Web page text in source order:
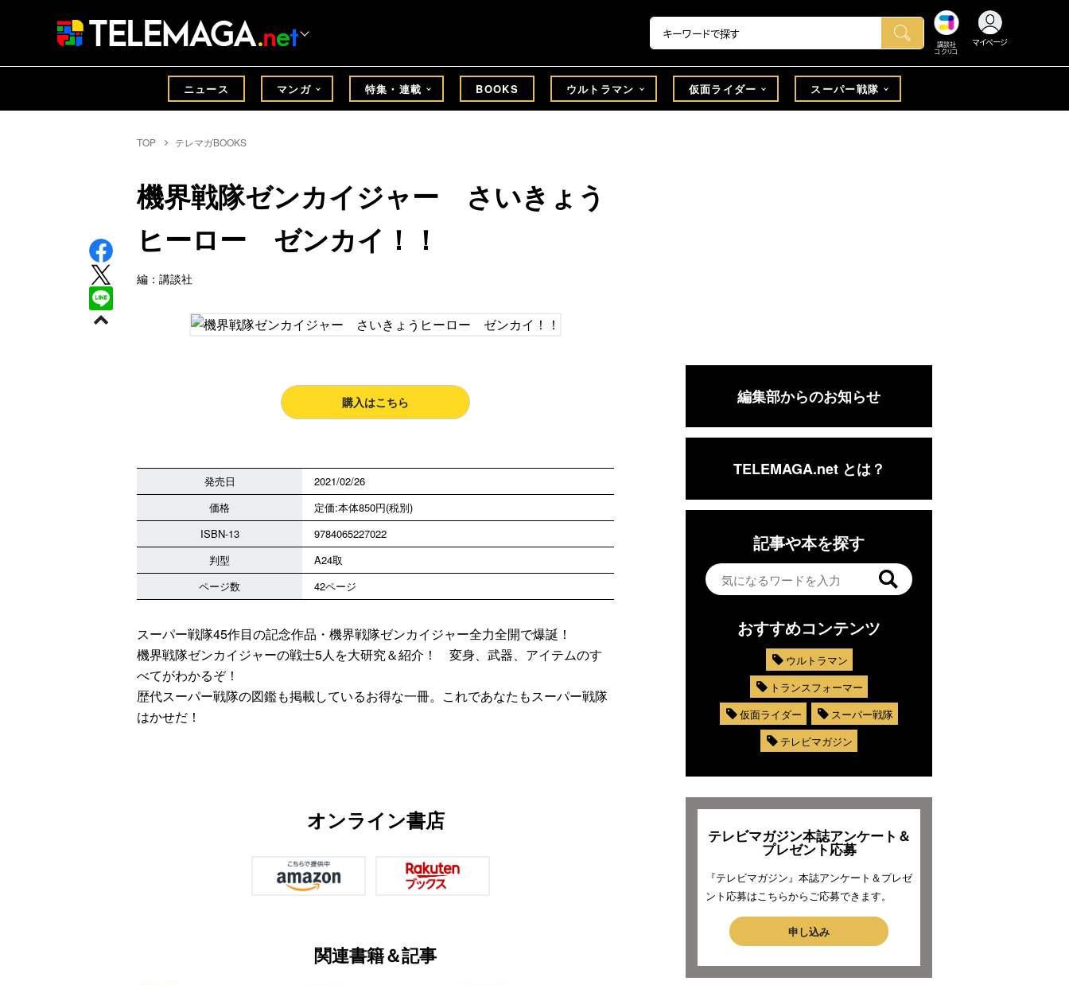
講談社
コクリコ
マイページ
ニュース マンガ 特集・連載 BOOKS ウルトラマン 仮面ライダー スーパー戦隊
TOP テレマガBOOKS
機界戦隊ゼンカイジャー さいきょう
ヒーロー ゼンカイ！！
編：講談社
購入はこちら
発売日
2021/02/26
価格
定価:本体850円(税別)
ISBN-13
9784065227022
判型
A24取
ページ数
42ページ
スーパー戦隊45作目の記念作品・機界戦隊ゼンカイジャー全力全開で爆誕！
機界戦隊ゼンカイジャーの戦士5人を大研究＆紹介！ 変身、武器、アイテムのす
べてがわかるぞ！
歴代スーパー戦隊の図鑑も掲載しているお得な一冊。これであなたもスーパー戦隊
はかせだ！
オンライン書店
関連書籍＆記事
編集部からのお知らせ
TELEMAGA.net とは？
記事や本を探す
おすすめコンテンツ
ウルトラマン
トランスフォーマー
仮面ライダー
スーパー戦隊
テレビマガジン
テレビマガジン本誌アンケート＆
プレゼント応募
『テレビマガジン』本誌アンケート＆プレゼ
ント応募はこちらからご応募できます。
申し込み